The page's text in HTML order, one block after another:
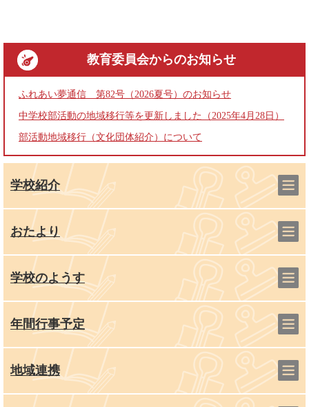
教育委員会からのお知らせ
ふれあい夢通信 第82号（2026夏号）のお知らせ
中学校部活動の地域移行等を更新しました（2025年4月28日）
部活動地域移行（文化団体紹介）について
学校紹介
おたより
学校のようす
年間行事予定
地域連携